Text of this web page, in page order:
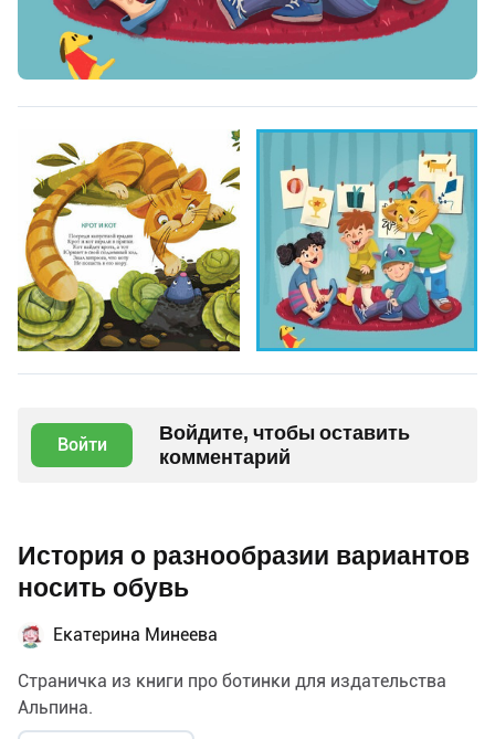
Войти
Войдите, чтобы оставить
комментарий
История о разнообразии вариантов
носить обувь
Екатерина Минеева
Страничка из книги про ботинки для издательства
Альпина.